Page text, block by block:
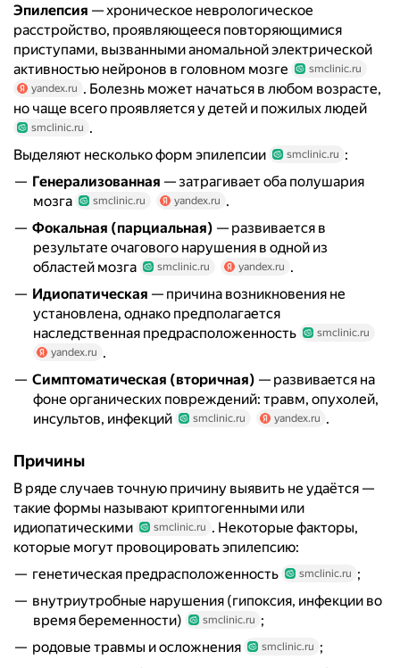
Эпилепсия — хроническое неврологическое
расстройство, проявляющееся повторяющимися
приступами, вызванными аномальной электрической
активностью нейронов в головном мозге
smclinic.ru
yandex.ru . Болезнь может начаться в любом возрасте,
но чаще всего проявляется у детей и пожилых людей
smclinic.ru .
Выделяют несколько форм эпилепсии
smclinic.ru :
Генерализованная — затрагивает оба полушария
мозга
smclinic.ru yandex.ru .
Фокальная (парциальная) — развивается в
результате очагового нарушения в одной из
областей мозга
smclinic.ru yandex.ru .
Идиопатическая — причина возникновения не
установлена, однако предполагается
наследственная предрасположенность
smclinic.ru
yandex.ru .
Симптоматическая (вторичная) — развивается на
фоне органических повреждений: травм, опухолей,
инсультов, инфекций
smclinic.ru yandex.ru .
Причины
В ряде случаев точную причину выявить не удаётся —
такие формы называют криптогенными или
идиопатическими
smclinic.ru . Некоторые факторы,
которые могут провоцировать эпилепсию:
генетическая предрасположенность
smclinic.ru ;
внутриутробные нарушения (гипоксия, инфекции во
время беременности)
smclinic.ru ;
родовые травмы и осложнения
smclinic.ru ;